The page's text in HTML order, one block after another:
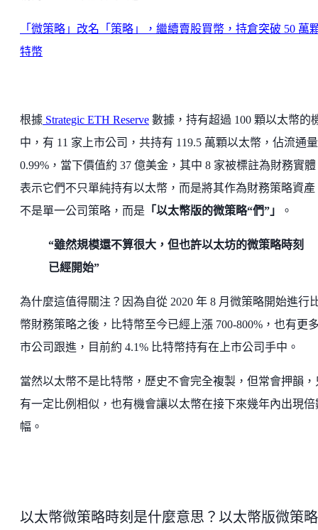
「微策略」改名「策略」，繼續賣股買幣，持倉突破 50 萬
特幣
根據 Strategic ETH Reserve 數據，持有超過 100 顆以太幣的
中，有 11 家上市公司，共持有 119.5 萬顆以太幣，佔流通量
0.99%，當下價值約 37 億美金，其中 8 家被標註為財務實
表示它們不只單純持有以太幣，而是將其作為財務策略資產
不是單一公司策略，而是 「以太幣版的微策略“們”」 。
“雖然規模還不算很大，但也許以太坊的微策略時刻
已經開始”
為什麼這值得關注？因為自從 2020 年 8 月微策略開始進行
幣財務策略之後，比特幣至今已經上漲 700-800%，也有更
市公司跟進，目前約 4.1% 比特幣持有在上市公司手中。
當然以太幣不是比特幣，歷史不會完全複製，但常會押韻，
有一定比例相似，也有機會讓以太幣在接下來幾年內出現倍
幅。
以太幣微策略時刻是什麼意思？以太幣版微策